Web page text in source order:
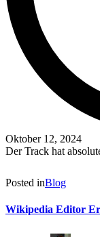
Oktober 12, 2024
Der Track hat
Posted inBlog
Wikipedia Editor